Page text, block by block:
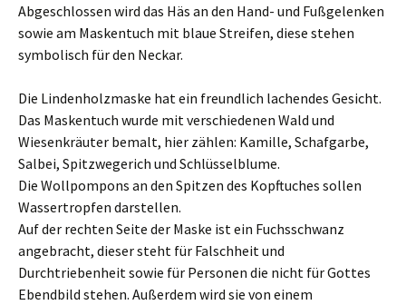
Abgeschlossen wird das Häs an den Hand- und Fußgelenken
sowie am Maskentuch mit blaue Streifen, diese stehen
symbolisch für den Neckar.
Die Lindenholzmaske hat ein freundlich lachendes Gesicht.
Das Maskentuch wurde mit verschiedenen Wald und
Wiesenkräuter bemalt, hier zählen: Kamille, Schafgarbe,
Salbei, Spitzwegerich und Schlüsselblume.
Die Wollpompons an den Spitzen des Kopftuches sollen
Wassertropfen darstellen.
Auf der rechten Seite der Maske ist ein Fuchsschwanz
angebracht, dieser steht für Falschheit und
Durchtriebenheit sowie für Personen die nicht für Gottes
Ebendbild stehen. Außerdem wird sie von einem